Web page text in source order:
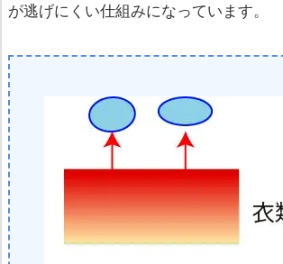
が逃げにくい仕組みになっています。